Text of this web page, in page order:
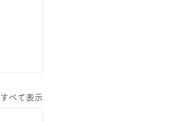
すべて表示